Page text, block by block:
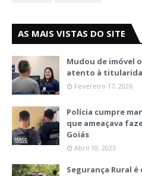
AS MAIS VISTAS DO SITE
Mudou de imóvel
atento à
Fevereiro 17, 2026
Polícia cumpre
que ameaçava
Goiás
Abril 10, 2023
Segurança Rural